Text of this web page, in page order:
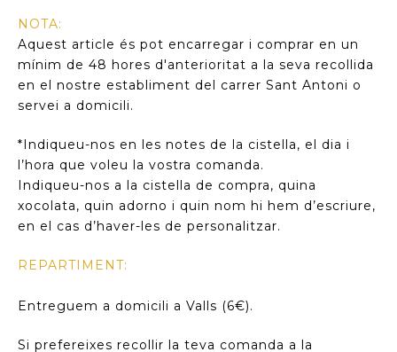
NOTA:
Aquest article és pot encarregar i comprar en un
mínim de 48 hores d'anterioritat a la seva recollida
en el nostre establiment del carrer Sant Antoni o
servei a domicili.
*Indiqueu-nos en les notes de la cistella, el dia i
l’hora que voleu la vostra comanda.
Indiqueu-nos a la cistella de compra, quina
xocolata, quin adorno i quin nom hi hem d’escriure,
en el cas d’haver-les de personalitzar.
REPARTIMENT:
Entreguem a domicili a Valls (6€).
Si prefereixes recollir la teva comanda a la